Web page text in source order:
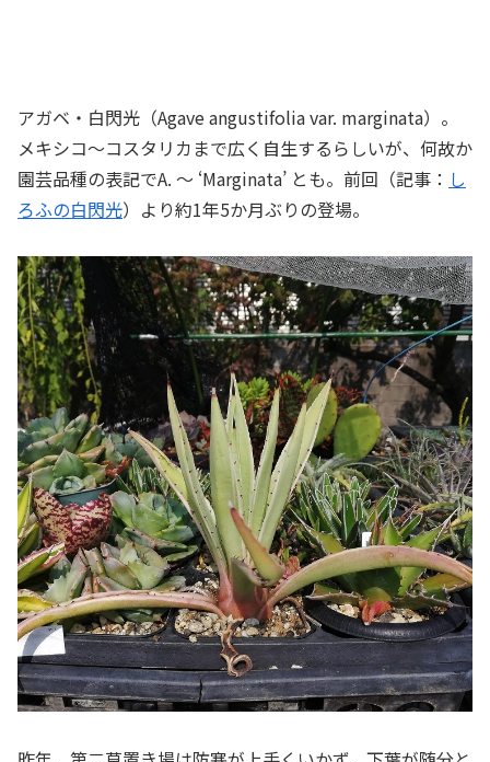
アガベ・白閃光（Agave angustifolia var. marginata）。
メキシコ～コスタリカまで広く自生するらしいが、何故か
園芸品種の表記でA. ～ ‘Marginata’ とも。前回（記事： し
ろふの白閃光）より約1年5か月ぶりの登場。